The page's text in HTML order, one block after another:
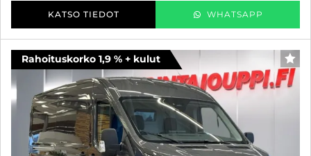
KATSO TIEDOT WHATSAPP
Rahoituskorko 1,9 % + kulut